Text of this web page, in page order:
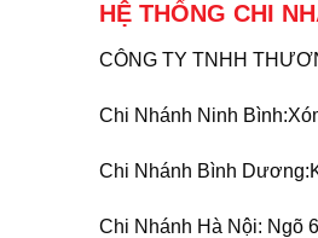
HỆ THỐNG CHI
CÔNG TY TNHH
Chi Nhánh Ninh
Chi Nhánh Bình
Chi Nhánh Hà Nội: Ngõ